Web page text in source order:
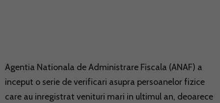
Agentia Nationala de Administrare Fiscala (ANAF) a
inceput o serie de verificari asupra persoanelor fizice
care au inregistrat venituri mari in ultimul an, deoarece